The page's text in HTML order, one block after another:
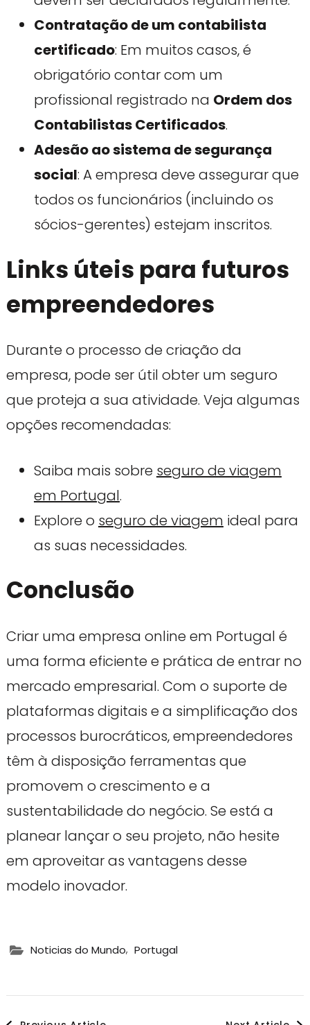
Contratação de um contabilista
certificado: Em muitos casos, é
obrigatório contar com um
profissional registrado na Ordem dos
Contabilistas Certificados.
Adesão ao sistema de segurança
social: A empresa deve assegurar que
todos os funcionários (incluindo os
sócios-gerentes) estejam inscritos.
Links úteis para futuros
empreendedores
Durante o processo de criação da
empresa, pode ser útil obter um seguro
que proteja a sua atividade. Veja algumas
opções recomendadas:
Saiba mais sobre seguro de viagem
em Portugal.
Explore o seguro de viagem ideal para
as suas necessidades.
Conclusão
Criar uma empresa online em Portugal é
uma forma eficiente e prática de entrar no
mercado empresarial. Com o suporte de
plataformas digitais e a simplificação dos
processos burocráticos, empreendedores
têm à disposição ferramentas que
promovem o crescimento e a
sustentabilidade do negócio. Se está a
planear lançar o seu projeto, não hesite
em aproveitar as vantagens desse
modelo inovador.
Noticias do Mundo, Portugal